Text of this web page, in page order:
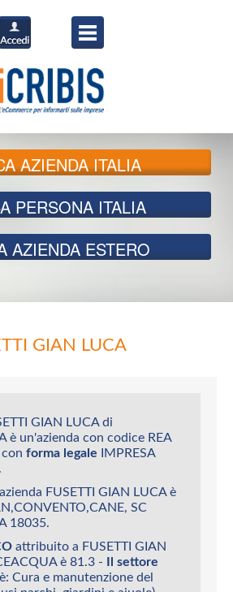
AZIENDA ITALIA
PERSONA ITALIA
AZIENDA ESTERO
GIAN LUCA
GIAN LUCA di
è un'azienda con codice REA
forma legale IMPRESA
FUSETTI GIAN LUCA è
SC
18035.
attribuito a FUSETTI GIAN
è 81.3 - Il settore
è: Cura e manutenzione del